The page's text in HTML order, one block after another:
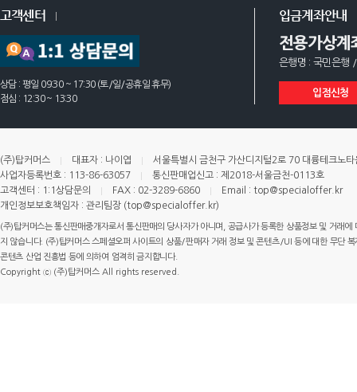
고객센터
상담 : 평일 09:30 ~ 17:30 (토/일/공휴일 휴무)
점심 : 12:30 ~ 13:30
입금계좌안내
전용가상계
은행명 : 국민은행
입점신청
(주)탑커머스 대표자 : 나이엽
서울특별시 금천구 가산디지털2로 70 대륭테크노
사업자등록번호 : 113-86-63057
통신판매업신고 : 제2018-서울금천-0113호
고객센터 : 1:1상담문의
FAX : 02-3289-6860
Email : top@specialoffer.kr
개인정보보호책임자 : 관리팀장 (top@specialoffer.kr)
(주)탑커머스는 통신판매중개자로서 통신판매의 당사자가 아니며, 공급사가 등록한 상품정보 및 거래
지 않습니다. (주)탑커머스 스페셜오퍼 사이트의 상품/판매자 거래 정보 및 콘텐츠/UI 등에 대한 무단
콘텐츠 산업 진흥법 등에 의하여 엄격히 금지합니다.
Copyright ⓒ (주)탑커머스 All rights reserved.